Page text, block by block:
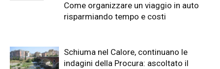
Come organizzare un viaggio in auto
risparmiando tempo e costi
Schiuma nel Calore, continuano le
indagini della Procura: ascoltato il